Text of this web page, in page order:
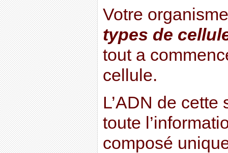
Votre
types de
tout a
cellule.
L’ADN de
toute
composé